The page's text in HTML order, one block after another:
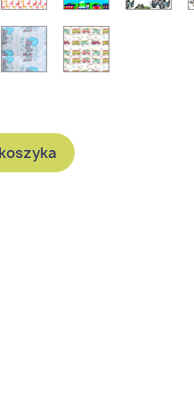
Zajączki
Kolorowy
pociąg